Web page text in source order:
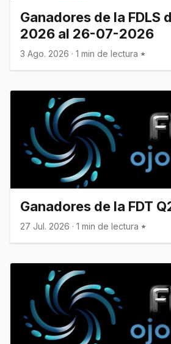
Ganadores de la FDLS
2026 al 26-07-2026
3 Ago. 2026 · 1 min de lectura
Ganadores de la FDT
27 Jul. 2026 · 1 min de lectura